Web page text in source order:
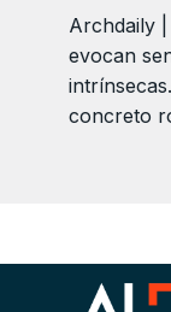
Archdaily
evocan
concreto